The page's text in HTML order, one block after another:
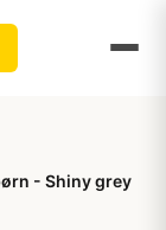
- Shiny grey